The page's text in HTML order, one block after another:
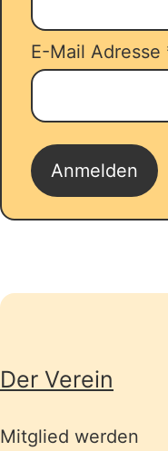
E-Mail Adresse
Der Verein
Mitglied werden